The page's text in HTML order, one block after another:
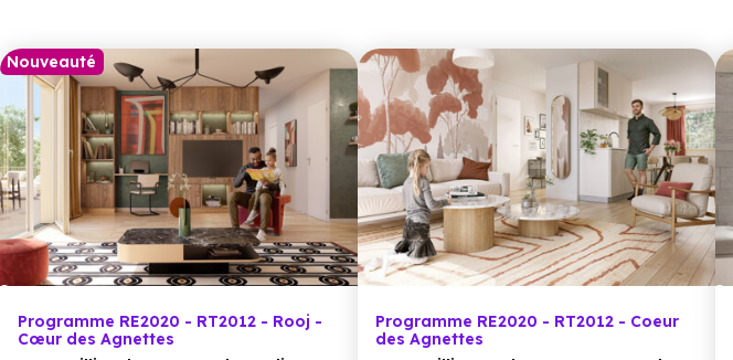
Nouveauté
Programme RE2020 - RT2012 - Rooj -
Cœur des Agnettes
Programme RE2020 - RT2012 - Coeur
des Agnettes